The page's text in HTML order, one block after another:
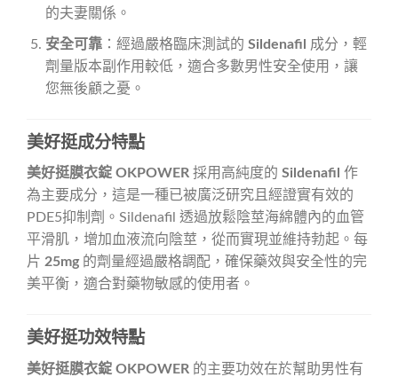
的夫妻關係。
安全可靠：經過嚴格臨床測試的 Sildenafil
成分，輕
劑量版本副作用較低，適合多數男性安全使用，讓
您無後顧之憂。
美好挺成分特點
美好挺膜衣錠 OKPOWER 採用高純度的 Sildenafil 作
為主要成分，這是一種已被廣泛研究且經證實有效的
PDE5抑制劑。Sildenafil 透過放鬆陰莖海綿體內的血管
平滑肌，增加血液流向陰莖，從而實現並維持勃起。每
片 25mg的劑量經過嚴格調配，確保藥效與安全性的完
美平衡，適合對藥物敏感的使用者。
美好挺功效特點
美好挺膜衣錠 OKPOWER 的主要功效在於幫助男性有